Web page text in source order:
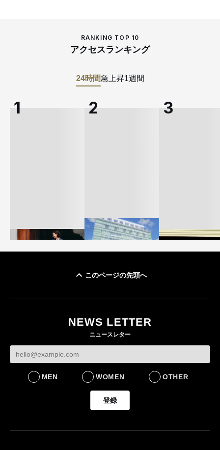
RANKING TOP 10
アクセスランキング
24時間急上昇1週間
ケットなど7型を発売
FASHION
FASHION
BUSINESS
このページの先頭へ
NEWS LETTER
ニュースレター
MEN WOMEN OTHER
登録